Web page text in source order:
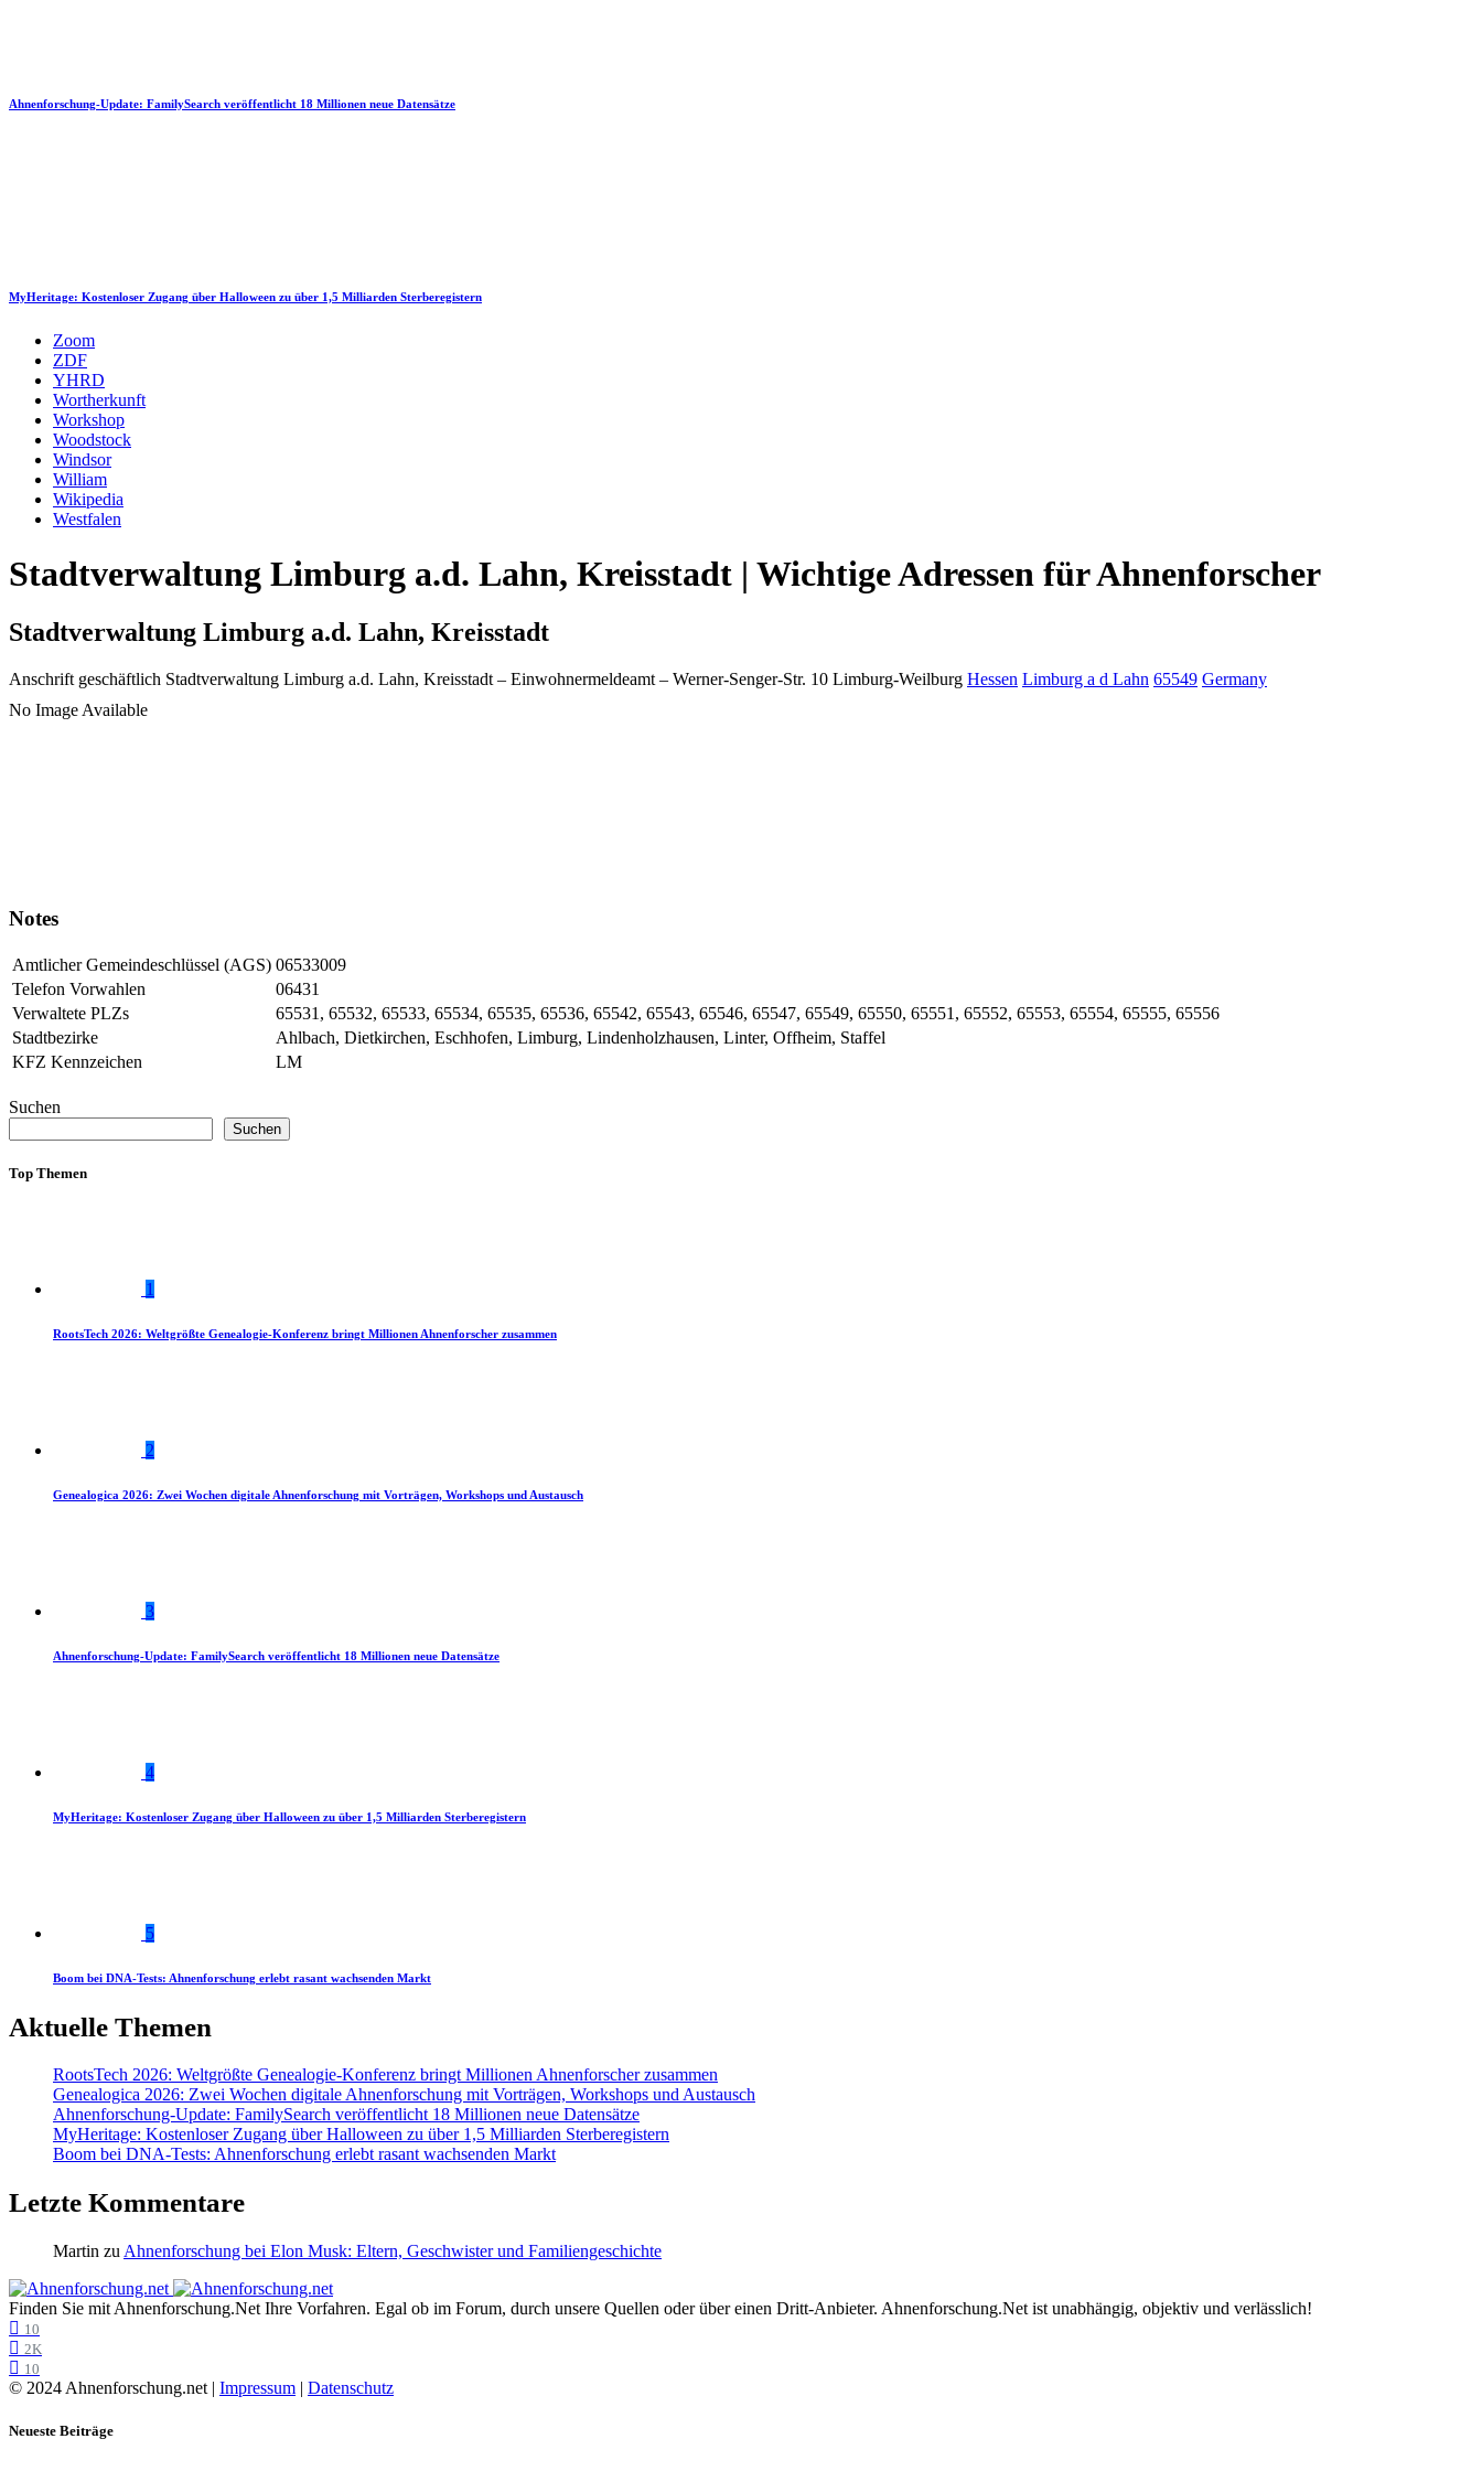
Ahnenforschung-Update: FamilySearch veröffentlicht 18 Millionen neue Datensätze
MyHeritage: Kostenloser Zugang über Halloween zu über 1,5 Milliarden Sterberegistern
Zoom
ZDF
YHRD
Wortherkunft
Workshop
Woodstock
Windsor
William
Wikipedia
Westfalen
Stadtverwaltung Limburg a.d. Lahn, Kreisstadt | Wichtige Adressen für Ahnenforscher
Stadtverwaltung Limburg a.d. Lahn, Kreisstadt
Anschrift geschäftlich Stadtverwaltung Limburg a.d. Lahn, Kreisstadt – Einwohnermeldeamt – Werner-Senger-Str. 10 Limburg-Weilburg Hessen Limburg a d Lahn 65549 Germany
No Image Available
Notes
Amtlicher Gemeindeschlüssel (AGS) 06533009
Telefon Vorwahlen
06431
Verwaltete PLZs
65531, 65532, 65533, 65534, 65535, 65536, 65542, 65543, 65546, 65547, 65549, 65550, 65551, 65552, 65553, 65554, 65555, 65556
Stadtbezirke
Ahlbach, Dietkirchen, Eschhofen, Limburg, Lindenholzhausen, Linter, Offheim, Staffel
KFZ Kennzeichen
LM
Suchen
Suchen
Top Themen
1
RootsTech 2026: Weltgrößte Genealogie-Konferenz bringt Millionen Ahnenforscher zusammen
2
Genealogica 2026: Zwei Wochen digitale Ahnenforschung mit Vorträgen, Workshops und Austausch
3
Ahnenforschung-Update: FamilySearch veröffentlicht 18 Millionen neue Datensätze
4
MyHeritage: Kostenloser Zugang über Halloween zu über 1,5 Milliarden Sterberegistern
5
Boom bei DNA-Tests: Ahnenforschung erlebt rasant wachsenden Markt
Aktuelle Themen
RootsTech 2026: Weltgrößte Genealogie-Konferenz bringt Millionen Ahnenforscher zusammen
Genealogica 2026: Zwei Wochen digitale Ahnenforschung mit Vorträgen, Workshops und Austausch
Ahnenforschung-Update: FamilySearch veröffentlicht 18 Millionen neue Datensätze
MyHeritage: Kostenloser Zugang über Halloween zu über 1,5 Milliarden Sterberegistern
Boom bei DNA-Tests: Ahnenforschung erlebt rasant wachsenden Markt
Letzte Kommentare
Martin zu Ahnenforschung bei Elon Musk: Eltern, Geschwister und Familiengeschichte
Finden Sie mit Ahnenforschung.Net Ihre Vorfahren. Egal ob im Forum, durch unsere Quellen oder über einen Dritt-Anbieter. Ahnenforschung.Net ist unabhängig, objektiv und verlässlich!
10
2K
10
© 2024 Ahnenforschung.net | Impressum | Datenschutz
Neueste Beiträge